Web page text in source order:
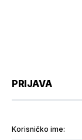
PRIJAVA
Korisničko ime: